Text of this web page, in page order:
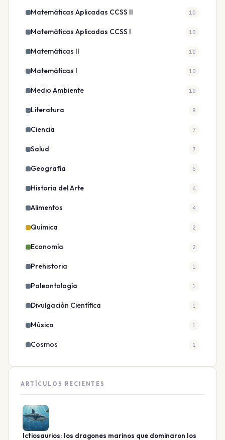
Matemáticas Aplicadas CCSS II 10
Matemáticas Aplicadas CCSS I 10
Matemáticas II 10
Matemáticas I 10
Medio Ambiente 10
Literatura 8
Ciencia 7
Salud 7
Geografía 5
Historia del Arte 4
Alimentos 4
Química 2
Economía 2
Prehistoria 1
Paleontología 1
Divulgación Científica 1
Música 1
Cosmos 1
ARTÍCULOS RECIENTES
Ictiosaurios: los dragones marinos que dominaron los